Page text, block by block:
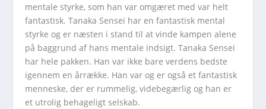
mentale styrke, som han var omgæret med var helt
fantastisk. Tanaka Sensei har en fantastisk mental
styrke og er næsten i stand til at vinde kampen alene
på baggrund af hans mentale indsigt. Tanaka Sensei
har hele pakken. Han var ikke bare verdens bedste
igennem en årrække. Han var og er også et fantastisk
menneske, der er rummelig, videbegærlig og han er
et utrolig behageligt selskab.